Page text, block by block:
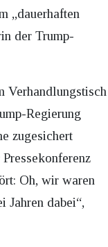
„dauerhaften
der Trump-
Verhandlungstisch
Regierung
zugesichert
Oh, wir waren
Jahren dabei“,